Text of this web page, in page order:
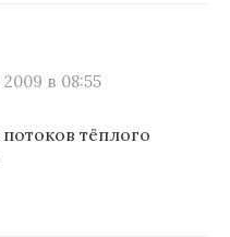
в 08:55
тёплого